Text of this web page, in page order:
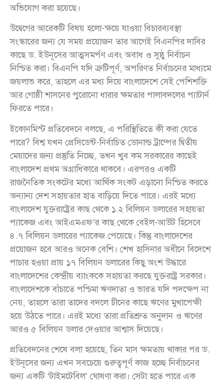
অভিযোগ করা হয়েছে।
উদ্বেগের আরেকটি বিষয় হলো-ক্ষয়ে যাওয়া বিচারব্যবস্থা
সংস্কারের জন্য যে সময় প্রয়োজন তার আগেই বিএনপির দাবির
কাছে ড. ইউনূসের আত্মসমর্পণ এবং অবাধ ও সুষ্ঠু নির্বাচন
নিশ্চিত করা। বিএনপি যদি ত্রুটিপূর্ণ, অপরিণত নির্বাচনের মাধ্যমে
জয়লাভ করে, তাহলে এর মধ্য দিয়ে বাংলাদেশে সেই পেশিশক্তি
আর গোষ্ঠী শাসনের পুরোনো ধারার ক্ষমতার পালাবদলের প্যাটার্ন
ফিরতে পারে।
ইকোনমিস্ট প্রতিবেদনে বলছে, এ পরিস্থিতিতে কী করা যেতে
পারে? বিশ্ব যখন প্রেসিডেন্ট-নির্বাচিত ডোনাল্ড ট্রাম্পের দ্বিতীয়
মেয়াদের জন্য প্রস্তুতি নিচ্ছে, তখন খুব কম সরকারের কাছেই
বাংলাদেশ প্রথম অগ্রাধিকারে থাকবে। এরপরও একটি
রাজনৈতিক সংকটের মধ্যে আর্থিক সংকট এড়ানো নিশ্চিত করতে
অন্যান্য দেশ সহায়তার হাত বাড়িয়ে দিতে পারে। এরই মধ্যে
বাংলাদেশ যুক্তরাষ্ট্রের কাছ থেকে ১.২ বিলিয়ন ডলারের সহায়তা
প্যাকেজ এবং আইএমএফ’র কাছ থেকে বেইল-আউট হিসেবে
৪.৭ বিলিয়ন ডলারের প্যাকেজ পেয়েছে। কিন্তু বাংলাদেশের
প্রয়োজন হবে আরও অনেক বেশি। শেখ হাসিনার অধীনে বিদেশে
পাচার হওয়া প্রায় ১৭ বিলিয়ন ডলারের কিছু অংশ উদ্ধারে
বাংলাদেশের কেন্দ্রীয় ব্যাংককে সহায়তা করছে যুক্তরাষ্ট্র সরকার।
বাংলাদেশকে বাঁচাতে পশ্চিমা ঋণদাতা ও ভারত যদি পদক্ষেপ না
নেয়, তাহলে তারা তাদের বদলে চীনের কাছে ঋণের মুখাপেক্ষী
হয়ে উঠতে পারে। এরই মধ্যে তারা প্রতিশ্রুত অনুদান ও ঋণের
আরও ৫ বিলিয়ন ডলার দেওয়ার আশ্বাস দিয়েছে।
প্রতিবেদনের শেষে বলা হয়েছে, তিন মাস ক্ষমতায় থাকার পর ড.
ইউনূসের জন্য এখন সবচেয়ে গুরুত্বপূর্ণ কাজ হচ্ছে নির্বাচনের
জন্য একটি ‘টাইমটেবিল’ ঘোষণা করা। সেটা হতে পারে এক